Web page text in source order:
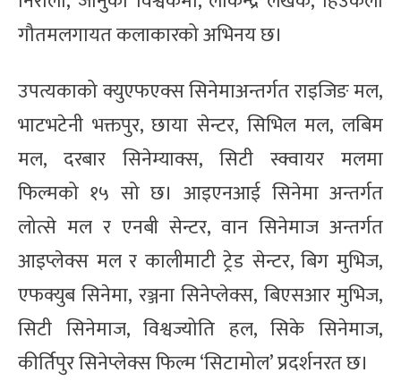
गौतमलगायत कलाकारको अभिनय छ।
उपत्यकाको क्युएफएक्स सिनेमाअन्तर्गत राइजिङ मल,
भाटभटेनी भक्तपुर, छाया सेन्टर, सिभिल मल, लबिम
मल, दरबार सिनेम्याक्स, सिटी स्क्वायर मलमा
फिल्मको १५ सो छ। आइएनआई सिनेमा अन्तर्गत
लोत्से मल र एनबी सेन्टर, वान सिनेमाज अन्तर्गत
आइप्लेक्स मल र कालीमाटी ट्रेड सेन्टर, बिग मुभिज,
एफक्युब सिनेमा, रञ्जना सिनेप्लेक्स, बिएसआर मुभिज,
सिटी सिनेमाज, विश्वज्योति हल, सिके सिनेमाज,
कीर्तिपुर सिनेप्लेक्स फिल्म ‘सिटामोल’ प्रदर्शनरत छ।